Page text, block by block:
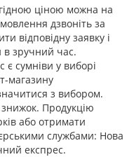
ціною можна на
дзвоніть за
відповідну заявку і
зручний час.
сумніви у виборі
магазину
з вибором.
знижок. Продукцію
або отримати
службами: Нова
експрес.